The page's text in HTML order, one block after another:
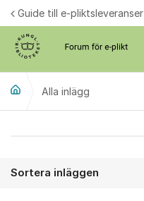
Hoppa till innehåll
Guide till e-pliktsleveranser
Alla inlägg
Sortera inläggen